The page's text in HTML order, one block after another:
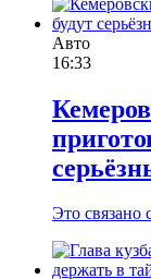
Авто
16:33
Это связано